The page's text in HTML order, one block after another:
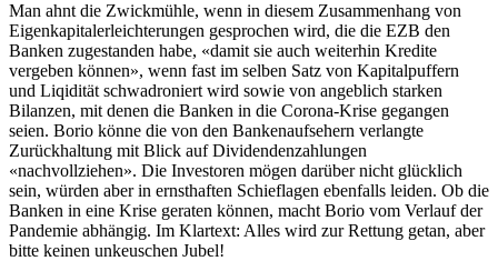
Man ahnt die Zwickmühle, wenn in diesem Zusammenhang von
Eigenkapitalerleichterungen gesprochen wird, die die EZB den
Banken zugestanden habe, «damit sie auch weiterhin Kredite
vergeben können», wenn fast im selben Satz von Kapitalpuffern
und Liqidität schwadroniert wird sowie von angeblich starken
Bilanzen, mit denen die Banken in die Corona-Krise gegangen
seien. Borio könne die von den Bankenaufsehern verlangte
Zurückhaltung mit Blick auf Dividendenzahlungen
«nachvollziehen». Die Investoren mögen darüber nicht glücklich
sein, würden aber in ernsthaften Schieflagen ebenfalls leiden. Ob die
Banken in eine Krise geraten können, macht Borio vom Verlauf der
Pandemie abhängig. Im Klartext: Alles wird zur Rettung getan, aber
bitte keinen unkeuschen Jubel!